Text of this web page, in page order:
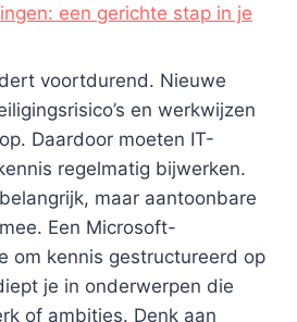
een gerichte stap in je
voortdurend. Nieuwe
en werkwijzen
Daardoor moeten IT-
regelmatig bijwerken.
maar aantoonbare
Een Microsoft-
om kennis gestructureerd op
je in onderwerpen die
of ambities. Denk aan